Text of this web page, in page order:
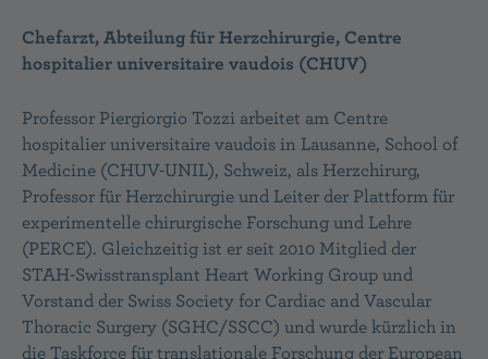
Chefarzt, Abteilung für Herzchirurgie, Centre
hospitalier universitaire vaudois (CHUV)
Professor Piergiorgio Tozzi arbeitet am Centre
hospitalier universitaire vaudois in Lausanne, School of
Medicine (CHUV-UNIL), Schweiz, als Herzchirurg,
Professor für Herzchirurgie und Leiter der Plattform für
experimentelle chirurgische Forschung und Lehre
(PERCE). Gleichzeitig ist er seit 2010 Mitglied der
STAH-Swisstransplant Heart Working Group und
Vorstand der Swiss Society for Cardiac and Vascular
Thoracic Surgery (SGHC/SSCC) und wurde kürzlich in
die Taskforce für translationale Forschung der European